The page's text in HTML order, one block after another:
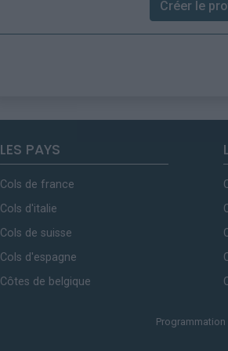
Créer le
LES PAYS
Cols de france
Cols d'italie
Cols de suisse
Cols d'espagne
Côtes de belgique
Programmation